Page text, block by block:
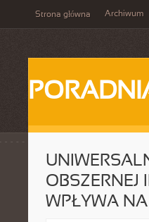
Strona główna Archiwum
OBSZERNEJ
WPŁYWA